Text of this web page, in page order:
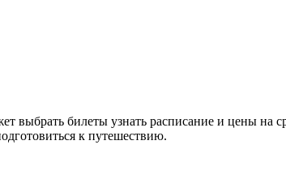
выбрать билеты узнать расписание и цены на
к путешествию.